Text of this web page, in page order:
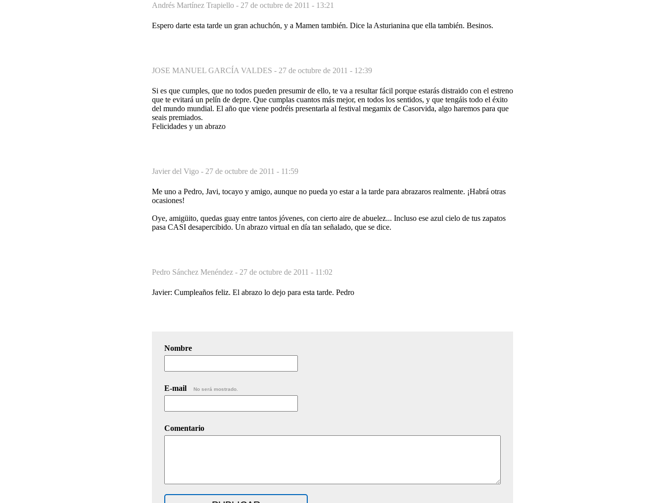
Andrés Martínez Trapiello - 27 de octubre de 2011 - 13:21
Espero darte esta tarde un gran achuchón, y a Mamen también. Dice la Asturianina que ella también. Besinos.
JOSE MANUEL GARCÍA VALDES - 27 de octubre de 2011 - 12:39
Si es que cumples, que no todos pueden presumir de ello, te va a resultar fácil porque estarás distraido con el estreno
que te evitará un pelín de depre. Que cumplas cuantos más mejor, en todos los sentidos, y que tengáis todo el éxito
del mundo mundial. El año que viene podréis presentarla al festival megamix de Casorvida, algo haremos para que
seais premiados.
Felicidades y un abrazo
Javier del Vigo - 27 de octubre de 2011 - 11:59
Me uno a Pedro, Javi, tocayo y amigo, aunque no pueda yo estar a la tarde para abrazaros realmente. ¡Habrá otras
ocasiones!
Oye, amigüito, quedas guay entre tantos jóvenes, con cierto aire de abuelez... Incluso ese azul cielo de tus zapatos
pasa CASI desapercibido. Un abrazo virtual en día tan señalado, que se dice.
Pedro Sánchez Menéndez - 27 de octubre de 2011 - 11:02
Javier: Cumpleaños feliz. El abrazo lo dejo para esta tarde. Pedro
Nombre
E-mail No será mostrado.
Comentario